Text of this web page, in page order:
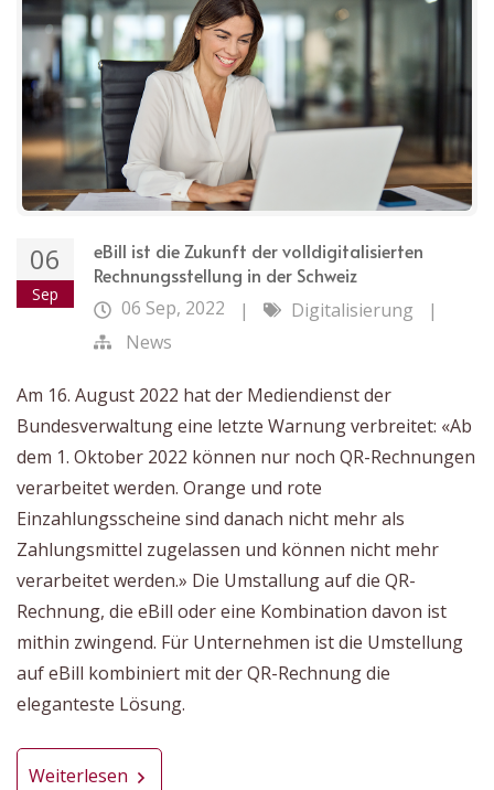
06
Sep
eBill ist die Zukunft der volldigitalisierten
Rechnungsstellung in der Schweiz
06 Sep, 2022
| Digitalisierung
|
News
Am 16. August 2022 hat der Mediendienst der
Bundesverwaltung eine letzte Warnung verbreitet: «Ab
dem 1. Oktober 2022 können nur noch QR-Rechnungen
verarbeitet werden. Orange und rote
Einzahlungsscheine sind danach nicht mehr als
Zahlungsmittel zugelassen und können nicht mehr
verarbeitet werden.» Die Umstallung auf die QR-
Rechnung, die eBill oder eine Kombination davon ist
mithin zwingend. Für Unternehmen ist die Umstellung
auf eBill kombiniert mit der QR-Rechnung die
eleganteste Lösung.
Weiterlesen